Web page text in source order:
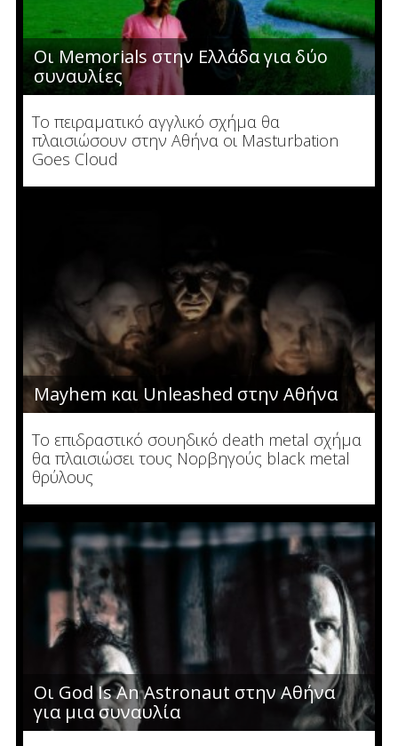
Οι Memorials στην Ελλάδα για δύο
συναυλίες
Το πειραματικό αγγλικό σχήμα θα
πλαισιώσουν στην Αθήνα οι Masturbation
Goes Cloud
Mayhem και Unleashed στην Αθήνα
Το επιδραστικό σουηδικό death metal σχήμα
θα πλαισιώσει τους Νορβηγούς black metal
θρύλους
Οι God Is An Astronaut στην Αθήνα
για μια συναυλία